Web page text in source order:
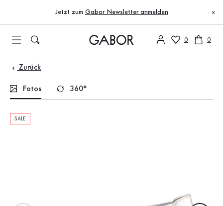
Zum Inhaltsverzeichnis
Zur Hauptnavigation
Jetzt zum Gabor Newsletter anmelden ×
0 0
Zurück
Fotos 360°
SALE